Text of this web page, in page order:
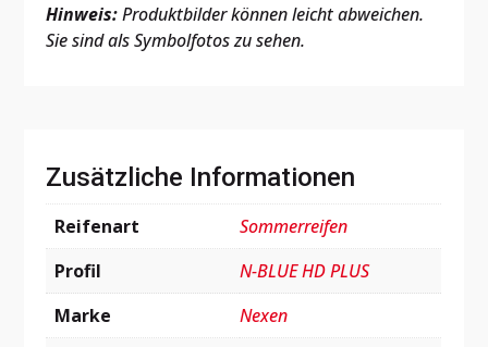
Hinweis:Produktbilder können leicht abweichen.
Sie sind als Symbolfotos zu sehen.
Zusätzliche Informationen
Reifenart
Sommerreifen
Profil
N-BLUE HD PLUS
Marke
Nexen